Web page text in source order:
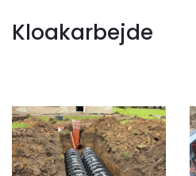
Kloakarbejde